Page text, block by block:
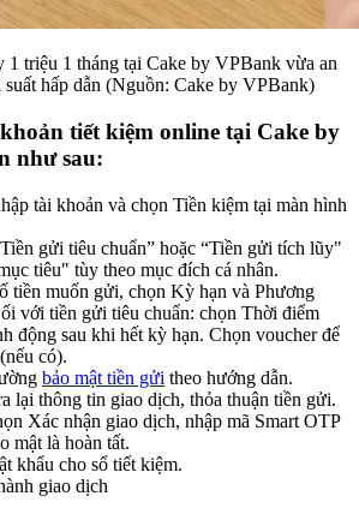
triệu 1 tháng tại Cake by VPBank vừa an
suất hấp dẫn (Nguồn: Cake by VPBank)
tiết kiệm online tại Cake by
như sau:
tài khoản và chọn Tiền kiệm tại màn hình
gửi tiêu chuẩn” hoặc “Tiền gửi tích lũy"
tiêu" tùy theo mục đích cá nhân.
tiền muốn gửi, chọn Kỳ hạn và Phương
với tiền gửi tiêu chuẩn: chọn Thời điểm
động sau khi hết kỳ hạn. Chọn voucher để
có).
bảo mật tiền gửi theo hướng dẫn.
lại thông tin giao dịch, thỏa thuận tiền gửi.
Xác nhận giao dịch, nhập mã Smart OTP
mật là hoàn tất.
khẩu cho sổ tiết kiệm.
giao dịch